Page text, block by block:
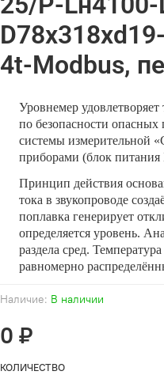
Наличие: В наличии
4t-Modbus,
0 ₽
КОЛИЧЕСТВО
Уровнемер
по безопасности опасных
системы измерительной
приборами (блок
Принцип действия
тока в звукопроводе
поплавка генерирует
определяется уровень.
раздела сред.
равномерно